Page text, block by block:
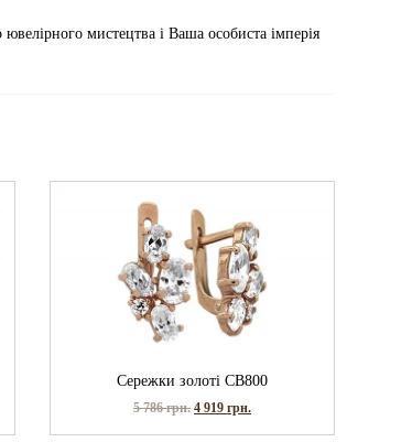
мистецтва і Ваша особиста імперія
Сережки золоті СВ800
5 786грн. 4 919грн.